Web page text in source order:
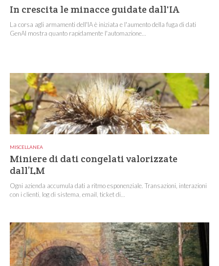
In crescita le minacce guidate dall'IA
La corsa agli armamenti dell'IA è iniziata e l'aumento della fuga di dati
GenAI mostra quanto rapidamente l'automazione...
MISCELLANEA
Miniere di dati congelati valorizzate
dall’LM
Ogni azienda accumula dati a ritmo esponenziale. Transazioni, interazioni
con i clienti, log di sistema, email, ticket di...